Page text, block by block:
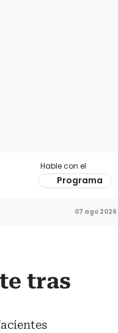
Hable con el
Programa
07 ago 2026
tras